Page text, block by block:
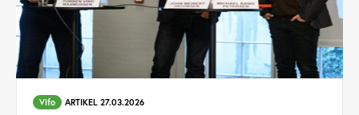
Vifo ARTIKEL 27.03.2026